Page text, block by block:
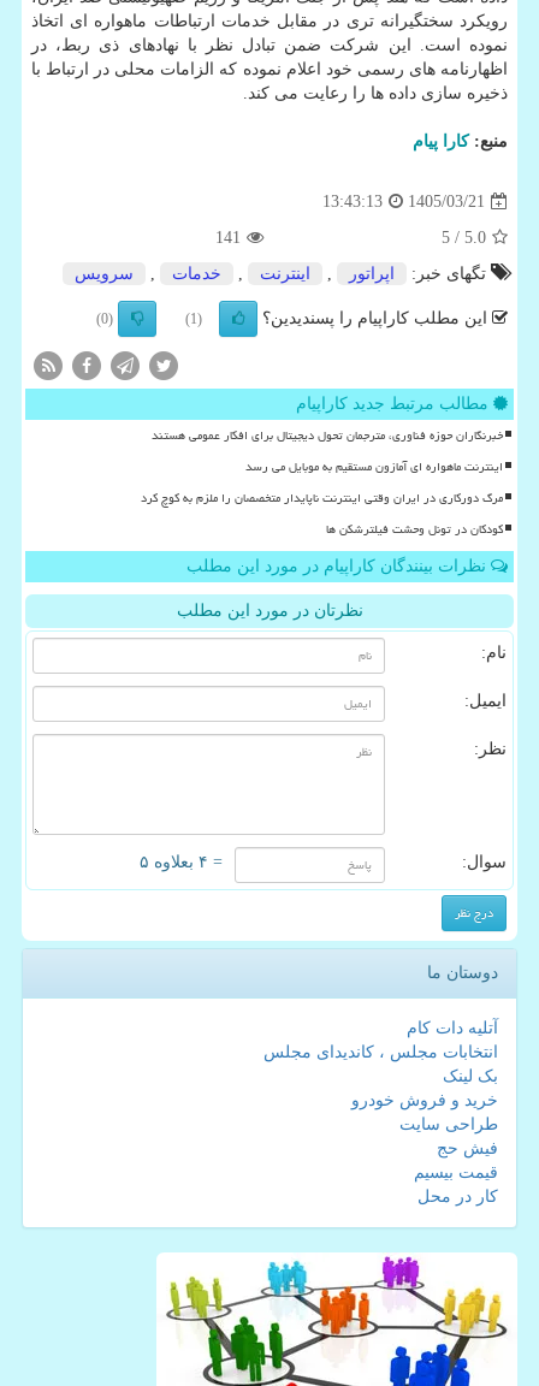
رویکرد سختگیرانه تری در مقابل خدمات ارتباطات ماهواره ای اتخاذ
نموده است. این شرکت ضمن تبادل نظر با نهادهای ذی ربط، در
اظهارنامه های رسمی خود اعلام نموده که الزامات محلی در ارتباط با
ذخیره سازی داده ها را رعایت می کند.
منبع:كارا پیام
1405/03/21
13:43:13
5.0
/ 5
141
تگهای خبر:
اپراتور , اینترنت , خدمات , سرویس
این مطلب کاراپیام را پسندیدین؟ (1)
(0)
مطالب مرتبط جدید کاراپیام
خبرنگاران حوزه فناوری، مترجمان تحول دیجیتال برای افکار عمومی هستند
اینترنت ماهواره ای آمازون مستقیم به موبایل می رسد
مرگ دورکاری در ایران وقتی اینترنت ناپایدار متخصصان را ملزم به کوچ کرد
کودکان در تونل وحشت فیلترشکن ها
نظرات بینندگان کاراپیام در مورد این مطلب
نظرتان در مورد این مطلب
نام:
ایمیل:
نظر:
سوال: = ۴ بعلاوه ۵
دوستان ما
آتلیه دات کام
انتخابات مجلس ، کاندیدای مجلس
بک لینک
خرید و فروش خودرو
طراحی سایت
فیش حج
قیمت بیسیم
کار در محل